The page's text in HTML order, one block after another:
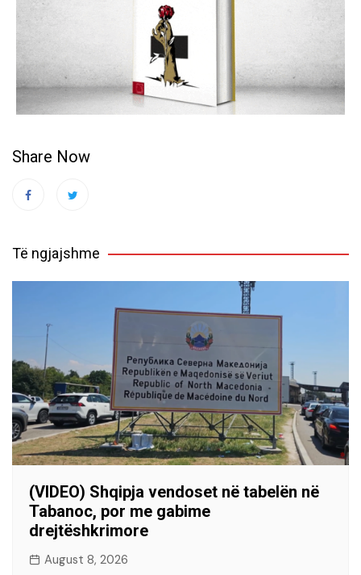
Share Now
Të ngjajshme
(VIDEO) Shqipja vendoset në tabelën në
Tabanoc, por me gabime
drejtëshkrimore
August 8, 2026